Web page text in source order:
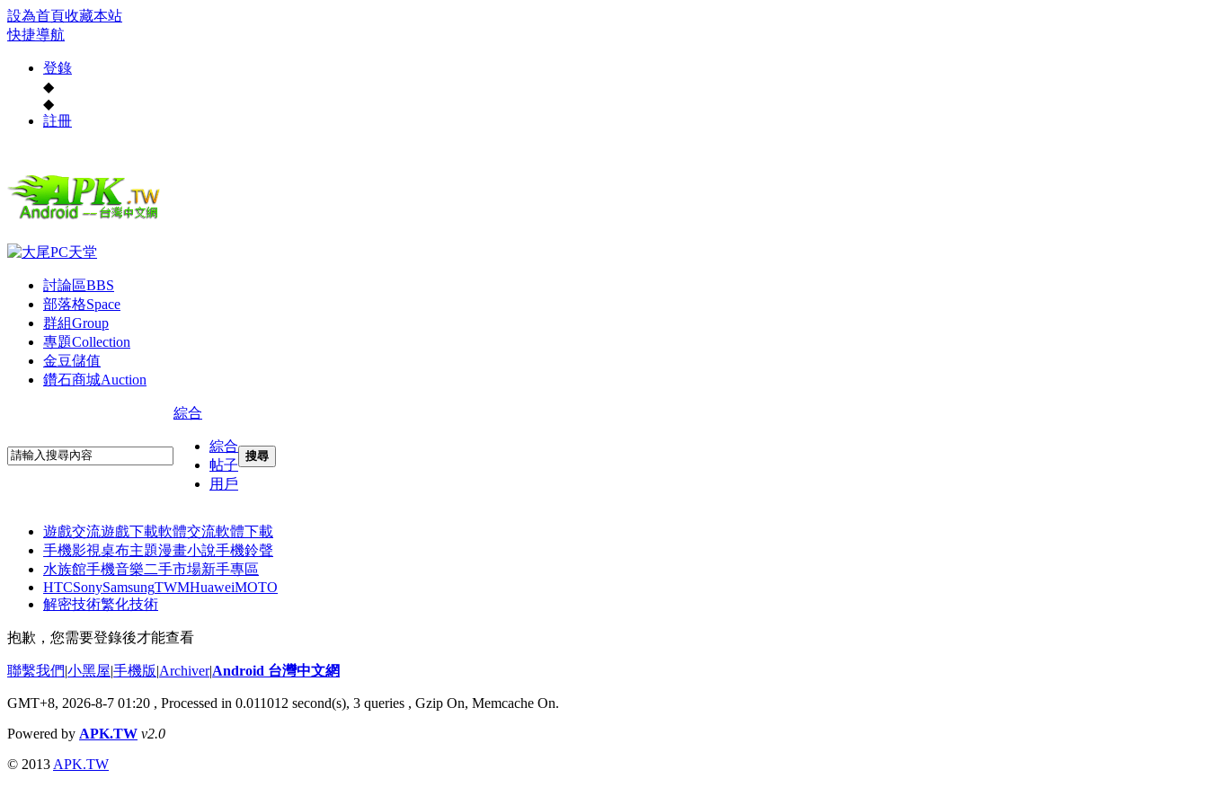
設為首頁收藏本站
快捷導航
登錄
◆
◆
註冊
討論區BBS
部落格Space
群組Group
專題Collection
金豆儲值
鑽石商城Auction
綜合
綜合
帖子
用戶
搜尋
遊戲交流遊戲下載軟體交流軟體下載
手機影視桌布主題漫畫小說手機鈴聲
水族館手機音樂二手市場新手專區
HTCSonySamsungTWMHuaweiMOTO
解密技術繁化技術
抱歉，您需要登錄後才能查看
聯繫我們|小黑屋|手機版|Archiver|Android 台灣中文網
GMT+8, 2026-8-7 01:20 , Processed in 0.011012 second(s), 3 queries , Gzip On, Memcache On.
Powered by APK.TW v2.0
© 2013 APK.TW